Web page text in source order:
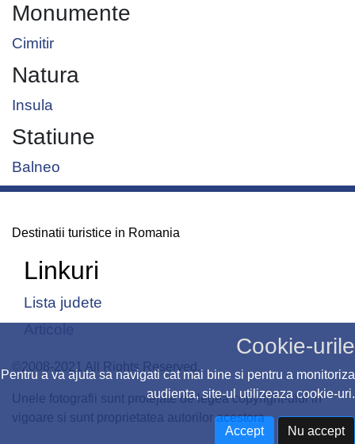
Cookie-urile
Pentru a va ajuta sa navigati cat mai bine si pentru a monitoriza
audienta, site-ul utilizeaza cookie-uri.
Accept Nu accept
Monumente
Cimitir
Natura
Insula
Statiune
Balneo
Destinatii turistice in Romania
Linkuri
Lista judete
©2008-2021 All Rights Reserved.
Unele fotografii sunt protejate de legea copyright-ului in
vigoare si sunt proprietatea autorilor acestora